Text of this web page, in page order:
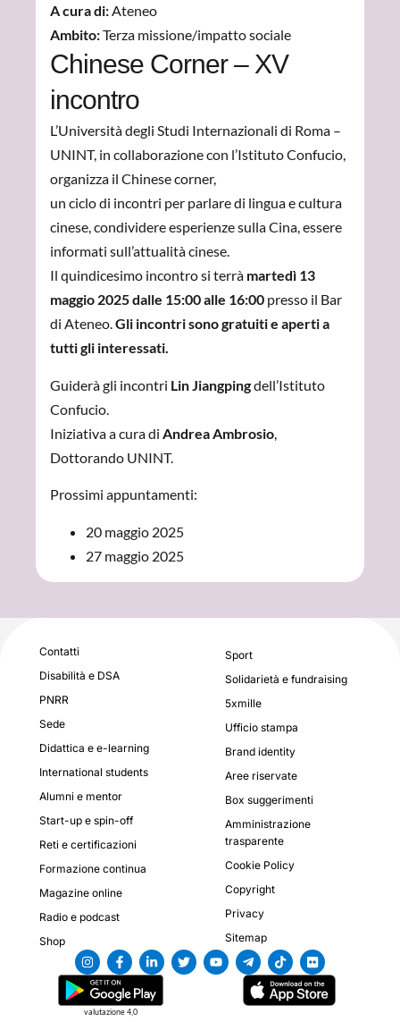
A cura di:Ateneo
Ambito:Terza missione/impatto sociale
Chinese Corner – XV
incontro
L’Università degli Studi Internazionali di Roma –
UNINT, in collaborazione con l’Istituto Confucio,
organizza il Chinese corner,
un ciclo di incontri per parlare di lingua e cultura
cinese, condividere esperienze sulla Cina, essere
informati sull’attualità cinese.
Il quindicesimo incontro si terrà martedì 13
maggio 2025 dalle 15:00 alle 16:00 presso il Bar
di Ateneo.Gli incontri sono gratuiti e aperti a
tutti gli interessati.
Guiderà gli incontri Lin Jiangpingdell’Istituto
Confucio.
Iniziativa a cura di Andrea Ambrosio
Dottorando UNINT.
Prossimi appuntamenti:
20 maggio 2025
27 maggio 2025
Contatti
Disabilità e DSA
PNRR
Sede
Didattica e e-learning
International students
Alumni e mentor
Start-up e spin-off
Reti e certificazioni
Formazione continua
Magazine online
Radio e podcast
Shop
Sport
Solidarietà e fundraising
5xmille
Ufficio stampa
Brand identity
Aree riservate
Box suggerimenti
Amministrazione
trasparente
Cookie Policy
Copyright
Privacy
Sitemap
valutazione 4,0